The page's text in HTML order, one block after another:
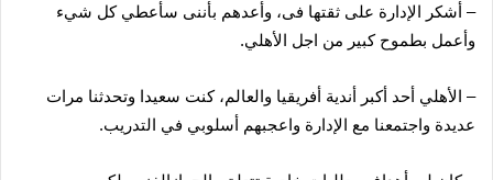
– أشكر الإدارة على ثقتها فى، وأعدهم بأننى سأعطي كل شيء
وأعمل بطموح كبير من اجل الأهلي.
– الأهلي أحد أكبر أندية أفريقيا والعالم، كنت سعيدا وتحدثنا مرات
عديدة واجتمعنا مع الإدارة واعجبهم أسلوبي في التدريب.